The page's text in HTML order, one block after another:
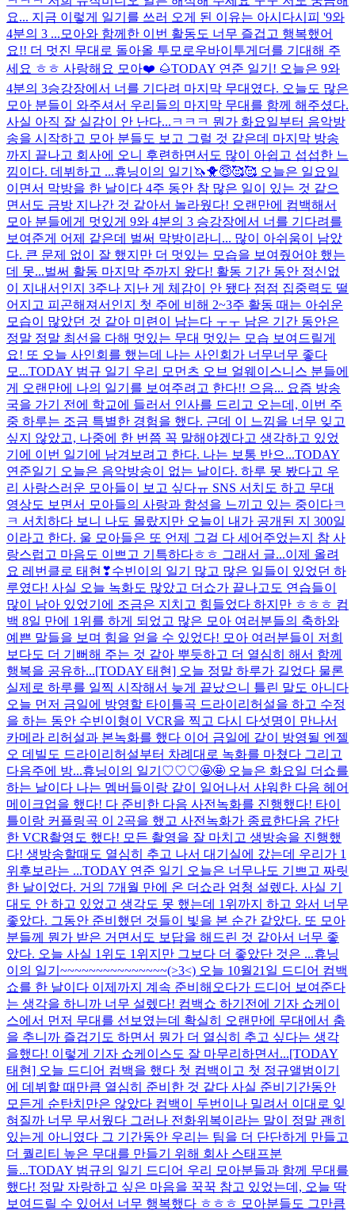
요... 지금 이렇게 일기를 쓰러 오게 된 이유는 아시다시피 '9와
4분의 3 ... 모아와 함께한 이번 활동도 너무 즐겁고 행복했어
요!! 더 멋진 무대로 돌아올 투모로우바이투게더를 기대해 주
세요 ㅎㅎ 사랑해요 모아❤️ 🌰TODAY 연준 일기! 오늘은 9와
4분의 3승강장에서 너를 기다려 마지막 무대였다. 오늘도 많은
모아 분들이 와주셔서 우리들의 마지막 무대를 함께 해주셨다.
사실 아직 잘 실감이 안 난다...ㅋㅋㅋ 뭔가 화요일부터 음악방
송을 시작하고 모아 분들도 보고 그럴 것 같은데 마지막 방송
까지 끝나고 회사에 오니 후련하면서도 많이 아쉽고 섭섭한 느
낌이다. 데뷔하고 ...휴닝이의 일기🦄🐥😇🥰🥰 오늘은 일요일
이면서 막방을 한 날이다 4주 동안 참 많은 일이 있는 것 같으
면서도 금방 지나간 것 같아서 놀라웠다! 오랜만에 컴백해서
모아 분들에게 멋있게 9와 4분의 3 승강장에서 너를 기다려를
보여준게 어제 같은데 벌써 막방이라니... 많이 아쉬움이 남았
다. 큰 문제 없이 잘 했지만 더 멋있는 모습을 보여줬어야 했는
데 못...벌써 활동 마지막 주까지 왔다! 활동 기간 동안 정신없
이 지내서인지 3주나 지난 게 체감이 안 됐다 점점 집중력도 떨
어지고 피곤해져서인지 첫 주에 비해 2~3주 활동 때는 아쉬운
모습이 많았던 것 같아 미련이 남는다 ㅜㅜ 남은 기간 동안은
정말 정말 최선을 다해 멋있는 무대 멋있는 모습 보여드릴게
요! 또 오늘 사인회를 했는데 나는 사인회가 너무너무 좋다
모...TODAY 범규 일기 우리 모먼츠 오브 얼웨이스니스 분들에
게 오랜만에 나의 일기를 보여주려고 한다!! 으음... 요즘 방송
국을 가기 전에 학교에 들러서 인사를 드리고 오는데, 이번 주
중 하루는 조금 특별한 경험을 했다. 근데 이 느낌을 너무 잊고
싶지 않았고, 나중에 한 번쯤 꼭 말해야겠다고 생각하고 있었
기에 이번 일기에 남겨보려고 한다. 나는 보통 반으...TODAY
연준일기 오늘은 음악방송이 없는 날이다. 하루 못 봤다고 우
리 사랑스러운 모아들이 보고 싶다ㅠ SNS 서치도 하고 무대
영상도 보면서 모아들의 사랑과 함성을 느끼고 있는 중이다ㅋ
ㅋ 서치하다 보니 나도 몰랐지만 오늘이 내가 공개된 지 300일
이라고 한다. 울 모아들은 또 언제 그걸 다 세어주었는지 참 사
랑스럽고 마음도 이쁘고 기특하다ㅎㅎ 그래서 글...이제 올려
요 레번클로 태현❣수빈이의 일기 많고 많은 일들이 있었던 하
루였다! 사실 오늘 녹화도 많았고 더쇼가 끝나고도 연습들이
많이 남아 있었기에 조금은 지치고 힘들었다 하지만 ㅎㅎㅎ 컴
백 8일 만에 1위를 하게 되었고 많은 모아 여러분들의 축하와
예쁜 말들을 보며 힘을 얻을 수 있었다! 모아 여러분들이 저희
보다도 더 기뻐해 주는 것 같아 뿌듯하고 더 열심히 해서 함께
행복을 공유하...[TODAY 태현] 오늘 정말 하루가 길었다 물론
실제로 하루를 일찍 시작해서 늦게 끝났으니 틀린 말도 아니다
오늘 먼저 금일에 방영할 타이틀곡 드라이리허설을 하고 수정
을 하는 동안 수빈이형이 VCR을 찍고 다시 다섯명이 만나서
카메라 리허설과 본녹화를 했다 이어 금일에 같이 방영될 엔젤
오 데빌도 드라이리허설부터 차례대로 녹화를 마쳤다 그리고
다음주에 방...휴닝이의 일기♡♡♡🤩🤩 오늘은 화요일 더쇼를
하는 날이다 나는 멤버들이랑 같이 일어나서 샤워한 다음 헤어
메이크업을 했다! 다 준비한 다음 사전녹화를 진행했다! 타이
틀이랑 커플링곡 이 2곡을 했고 사전녹화가 종료한다음 간단
한 VCR촬영도 했다! 모든 촬영을 잘 마치고 생방송을 진행했
다! 생방송할때도 열심히 추고 나서 대기실에 갔는데 우리가 1
위후보라는 ...TODAY 연준 일기 오늘은 너무나도 기쁘고 짜릿
한 날이었다. 거의 7개월 만에 온 더쇼라 엄청 설렜다. 사실 기
대도 안 하고 있었고 생각도 못 했는데 1위까지 하고 와서 너무
좋았다. 그동안 준비했던 것들이 빛을 본 순간 같았다. 또 모아
분들께 뭔가 받은 거면서도 보답을 해드린 것 같아서 너무 좋
았다. 오늘 사실 1위도 1위지만 그보다 더 좋았단 것은 ...휴닝
이의 일기~~~~~~~~~~~~~~~(>3<) 오늘 10월21일 드디어 컴백
쇼를 한 날이다 이제까지 계속 준비해오다가 드디어 보여준다
는 생각을 하니까 너무 설렜다! 컴백쇼 하기전에 기자 쇼케이
스에서 먼저 무대를 선보였는데 확실히 오랜만에 무대에서 춤
을 추니까 즐겁기도 하면서 뭔가 더 열심히 추고 싶다는 생각
을했다! 이렇게 기자 쇼케이스도 잘 마무리하면서...[TODAY
태현] 오늘 드디어 컴백을 했다 첫 컴백이고 첫 정규앨범이기
에 데뷔할 때만큼 열심히 준비한 것 같다 사실 준비기간동안
모든게 순탄치만은 않았다 컴백이 두번이나 밀려서 이대로 잊
혀질까 너무 무서웠다 그러나 전화위복이라는 말이 정말 괜히
있는게 아니였다 그 기간동안 우리는 팀을 더 단단하게 만들고
더 퀄리티 높은 무대를 만들기 위해 회사 스태프분
들...TODAY 범규의 일기 드디어 우리 모아분들과 함께 무대를
했다! 정말 자랑하고 싶은 마음을 꾹꾹 참고 있었는데, 오늘 딱
보여드릴 수 있어서 너무 행복했다 ㅎㅎㅎ 모아분들도 그만큼